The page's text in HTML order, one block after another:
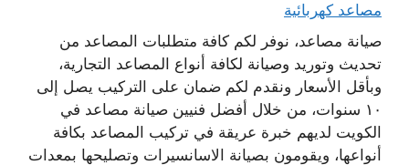
مصاعد كهربائية
صيانة مصاعد، نوفر لكم كافة متطلبات المصاعد من
تحديث وتوريد وصيانة لكافة أنواع المصاعد التجارية،
وبأقل الأسعار ونقدم لكم ضمان على التركيب يصل إلى
١٠ سنوات، من خلال أفضل فنيين صيانة مصاعد في
الكويت لديهم خبرة عريقة في تركيب المصاعد بكافة
أنواعها، ويقومون بصيانة الاسانسيرات وتصليحها بمعدات